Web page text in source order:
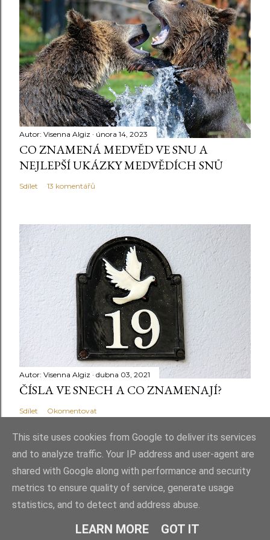
n
t
o
v
a
t
Autor: Visenna Algiz února 14, 2023
CO ZNAMENÁ MEDVĚD VE SNU A
NEJLEPŠÍ UKÁZKY MEDVĚDÍCH SNŮ
Sdílet 13 komentářů
Autor: Visenna Algiz dubna 03, 2021
ČÍSLA VE SNECH A CO ZNAMENAJÍ?
Sdílet Okomentovat
Používá technologii služby Blogger
© Taťána Kročková 2026. Všechna práva vyhrazena
This site uses cookies from Google to deliver its services
and to analyze traffic. Your IP address and user-agent are
shared with Google along with performance and security
metrics to ensure quality of service, generate usage
statistics, and to detect and address abuse.
LEARN MORE GOT IT